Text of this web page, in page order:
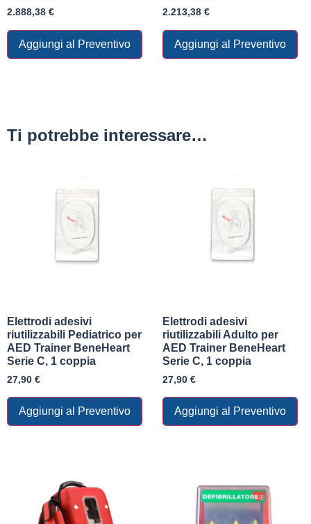
2.888,38 €
Aggiungi al Preventivo
2.213,38 €
Aggiungi al Preventivo
Ti potrebbe interessare…
Elettrodi adesivi
riutilizzabili Pediatrico per
AED Trainer BeneHeart
Serie C, 1 coppia
27,90 €
Aggiungi al Preventivo
Elettrodi adesivi
riutilizzabili Adulto per
AED Trainer BeneHeart
Serie C, 1 coppia
27,90 €
Aggiungi al Preventivo